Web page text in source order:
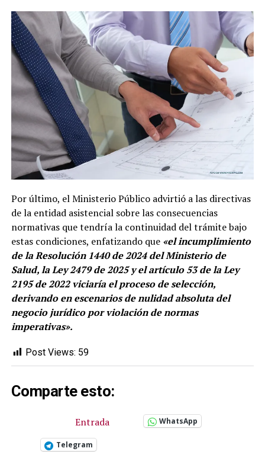
Por último, el Ministerio Público advirtió a las directivas
de la entidad asistencial sobre las consecuencias
normativas que tendría la continuidad del trámite bajo
estas condiciones, enfatizando que «el incumplimiento
de la Resolución 1440 de 2024 del Ministerio de
Salud, la Ley 2479 de 2025 y el artículo 53 de la Ley
2195 de 2022 viciaría el proceso de selección,
derivando en escenarios de nulidad absoluta del
negocio jurídico por violación de normas
imperativas».
Post Views: 59
Comparte esto:
Entrada WhatsApp
Telegram